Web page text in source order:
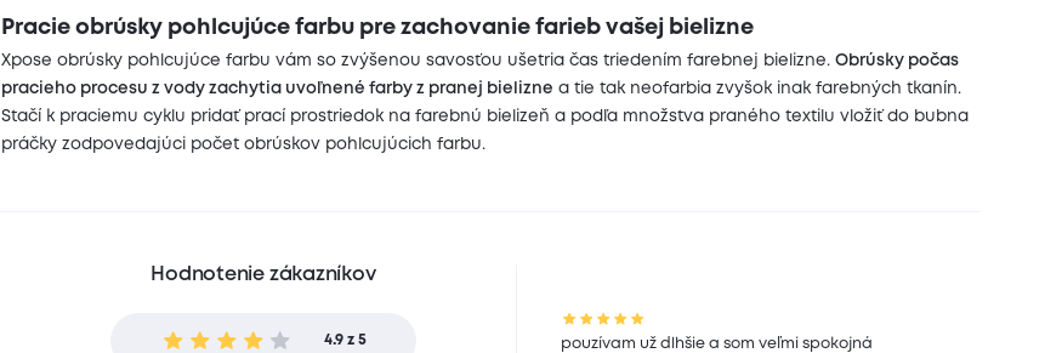
Pracie obrúsky pohlcujúce farbu pre zachovanie farieb vašej bielizne
Xpose obrúsky pohlcujúce farbu vám so zvýšenou savosťou ušetria čas triedením farebnej bielizne.Obrúsky počas
pracieho procesu z vody zachytia uvoľnené farby z pranej bielizne a tie tak neofarbia zvyšok inak farebných tkanín.
Stačí k praciemu cyklu pridať prací prostriedok na farebnú bielizeň a podľa množstva praného textilu vložiť do bubna
práčky zodpovedajúci počet obrúskov pohlcujúcich farbu.
Hodnotenie zákazníkov
4.9 z 5 pouzívam už dlhšie a som veľmi spokojná